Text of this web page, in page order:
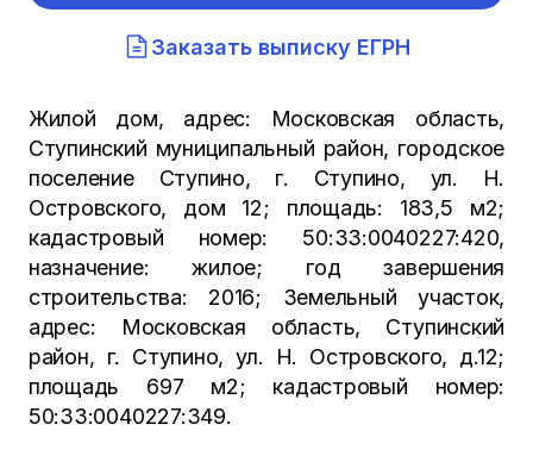
Заказать выписку ЕГРН
Жилой дом, адрес: Московская область,
Ступинский муниципальный район, городское
поселение Ступино, г. Ступино, ул. Н.
Островского, дом 12; площадь: 183,5 м2;
кадастровый номер: 50:33:0040227:420,
назначение: жилое; год завершения
строительства: 2016; Земельный участок,
адрес: Московская область, Ступинский
район, г. Ступино, ул. Н. Островского, д.12;
площадь 697 м2; кадастровый номер:
50:33:0040227:349.